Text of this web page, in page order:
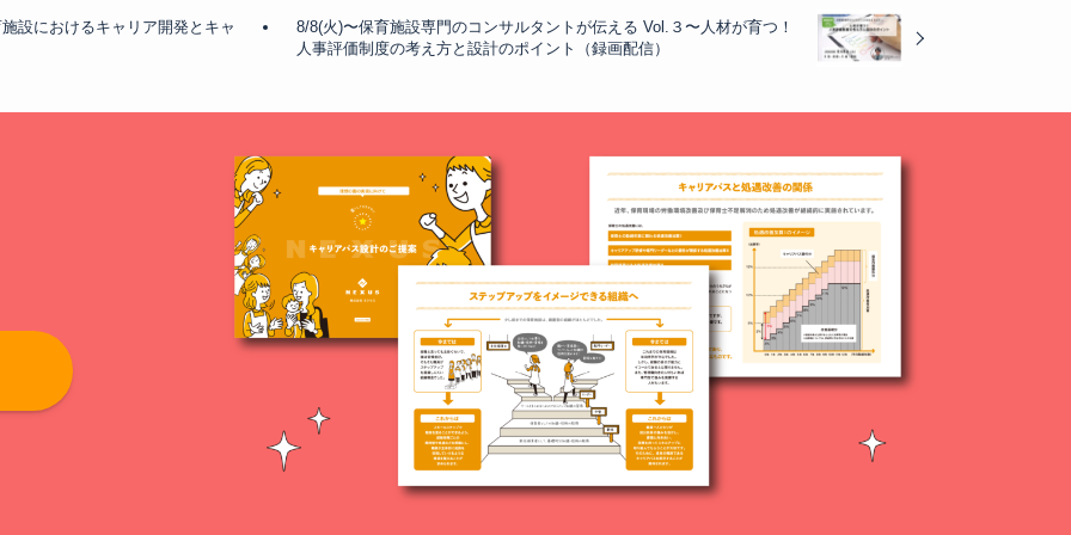
設におけるキャリア開発とキャ
8/8(火)〜保育施設専門のコンサルタントが伝える Vol.３〜人材が育つ！
人事評価制度の考え方と設計のポイント（録画配信）